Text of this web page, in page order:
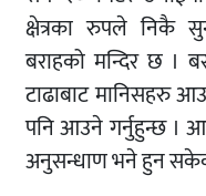
क्षेत्रका रुपले निकै
बराहको मन्दिर छ ।
टाढाबाट मानिसहरु
पनि आउने गर्नुहुन्छ ।
अनुसन्धाण भने हुन